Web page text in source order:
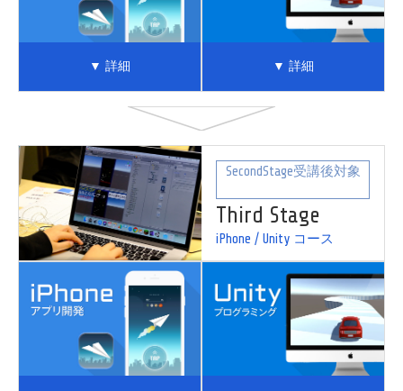
▼ 詳細 ▼ 詳細
SecondStage受講後対象
iPhone / Unity コース
Third Stage